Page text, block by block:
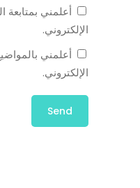
أعلمني بمتابعة
الإلكتروني.
أعلمني
الإلكتروني.